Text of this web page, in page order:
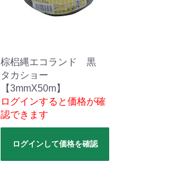
棕梠縄エコランド 黒
タカショー
【3mmX50m】
ログインすると価格が確
認できます
ログインして価格を確認